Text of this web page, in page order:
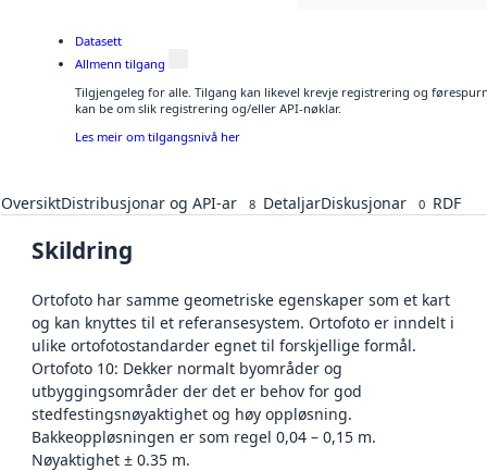
Datasett
Allmenn tilgang
Tilgjengeleg for alle. Tilgang kan likevel krevje registrering og
kan be om slik registrering og/eller API-nøklar.
Les meir om tilgangsnivå her
OversiktDistribusjonar og API-ar 8 DetaljarDiskusjonar 0 RDF
Skildring
Ortofoto har samme geometriske egenskaper som et kart
og kan knyttes til et referansesystem. Ortofoto er inndelt i
ulike ortofotostandarder egnet til forskjellige formål.
Ortofoto 10: Dekker normalt byområder og
utbyggingsområder der det er behov for god
stedfestingsnøyaktighet og høy oppløsning.
Bakkeoppløsningen er som regel 0,04 – 0,15 m.
Nøyaktighet ± 0.35 m.